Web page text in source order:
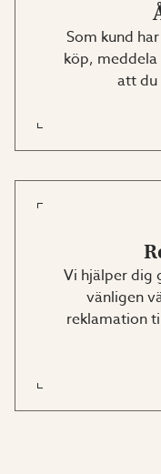
Som kund
köp,
att
Vi hjälper dig
vänligen
reklamation